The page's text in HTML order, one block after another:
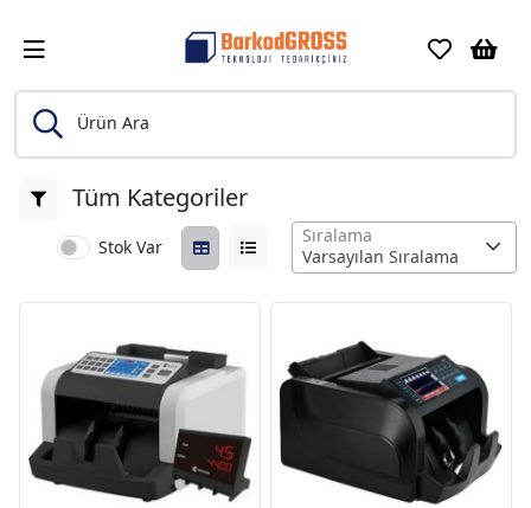
Ürün Ara
Tüm Kategoriler
Stok Var
Sıralama
Varsayılan Sıralama